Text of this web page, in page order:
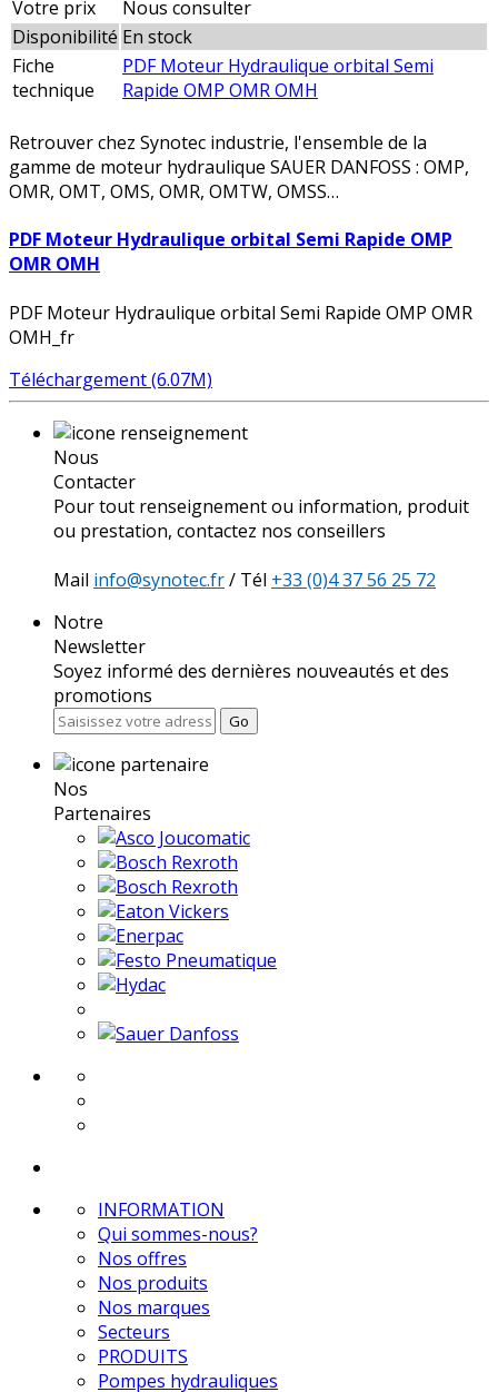
Votre prix
Nous consulter
Disponibilité En stock
Fiche
technique
PDF Moteur Hydraulique orbital Semi
Rapide OMP OMR OMH
Retrouver chez Synotec industrie, l'ensemble de la
gamme de moteur hydraulique SAUER DANFOSS : OMP,
OMR, OMT, OMS, OMR, OMTW, OMSS…
PDF Moteur Hydraulique orbital Semi Rapide OMP
OMR OMH
PDF Moteur Hydraulique orbital Semi Rapide OMP OMR
OMH_fr
Téléchargement (6.07M)
Nous
Contacter
Pour tout renseignement ou information, produit
ou prestation, contactez nos conseillers
Mail info@synotec.fr/ Tél +33 (0)4 37 56 25 72
Notre
Newsletter
Soyez informé des dernières nouveautés et des
promotions
Go
Nos
Partenaires
INFORMATION
Qui sommes-nous?
Nos offres
Nos produits
Nos marques
Secteurs
PRODUITS
Pompes hydrauliques